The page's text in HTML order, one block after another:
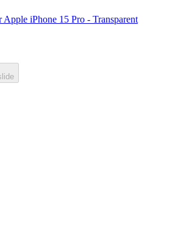
iPhone 15 Pro - Transparent